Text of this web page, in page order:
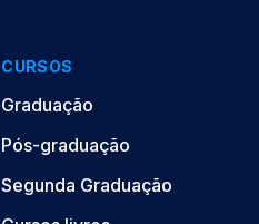
CURSOS
Graduação
Pós-graduação
Segunda Graduação